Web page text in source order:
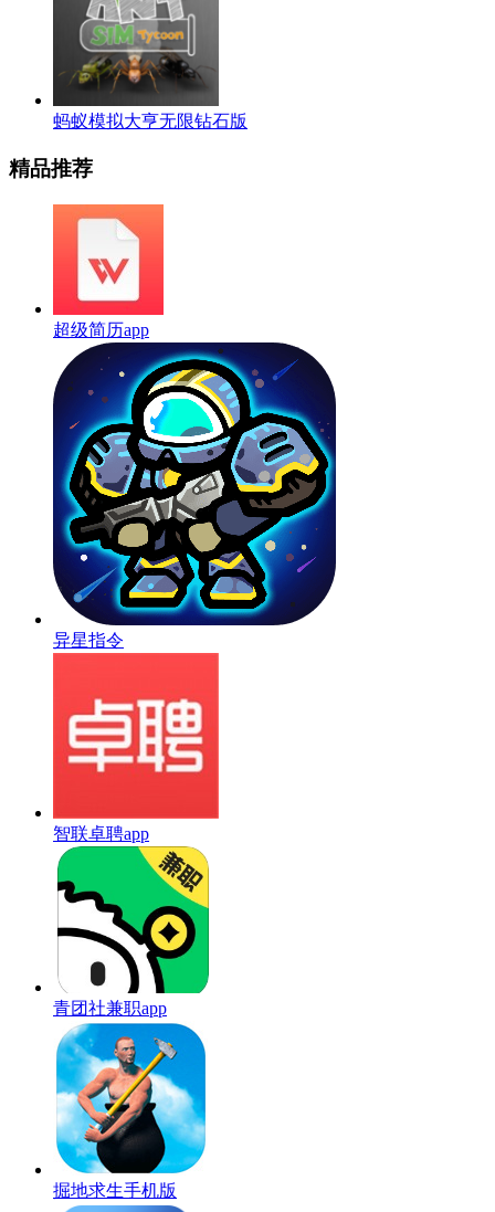
蚂蚁模拟大亨无限钻石版
精品推荐
超级简历app
异星指令
智联卓聘app
青团社兼职app
掘地求生手机版